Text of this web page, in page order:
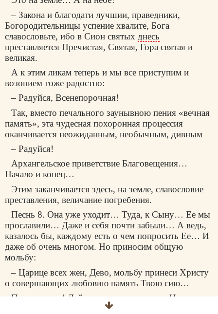
– Закона и благодати лучшии, праведники,
Богородительницы успение хвалите, Бога
славословьте, ибо в Сион святых днесь
преставляется Пречистая, Святая, Гора святая и
великая.
А к этим ликам теперь и мы все приступим и
возопием тоже радостно:
– Радуйся, Всенепорочная!
Так, вместо печального заунывною пения «вечная
память», эта чудесная похоронная процессия
оканчивается неожиданным, необычным, дивным
– Радуйся!
Архангельское приветствие Благовещения…
Начало и конец…
Этим заканчивается здесь, на земле, славословие
преставления, величание погребения.
Песнь 8. Она уже уходит… Туда, к Сыну… Ее мы
прославили… Даже и себя почти забыли… А ведь,
казалось бы, каждому есть о чем попросить Ее… И
даже об очень многом. Но приносим общую
мольбу:
– Царице всех жен, Дево, мольбу принеси Христу
о совершающих любовию память Твою сию…
Помяни всех! Дай каждому что нужно. Но и
просить много не нужно: Она и без этого –